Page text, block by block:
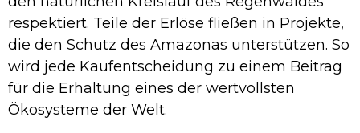
respektiert. Teile der Erlöse fließen in Projekte,
die den Schutz des Amazonas unterstützen. So
wird jede Kaufentscheidung zu einem Beitrag
für die Erhaltung eines der wertvollsten
Ökosysteme der Welt.